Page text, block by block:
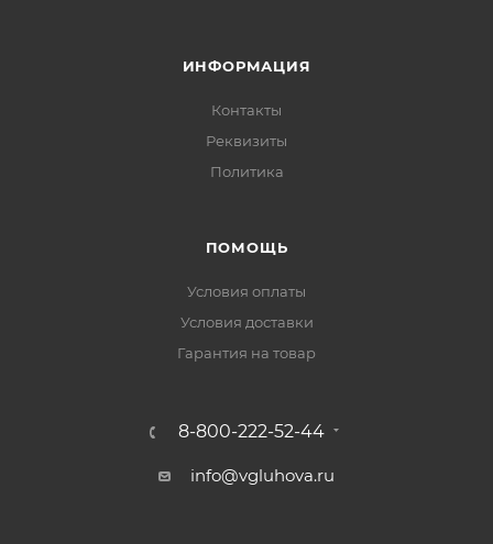
ИНФОРМАЦИЯ
Контакты
Реквизиты
Политика
ПОМОЩЬ
Условия оплаты
Условия доставки
Гарантия на товар
8-800-222-52-44
info@vgluhova.ru